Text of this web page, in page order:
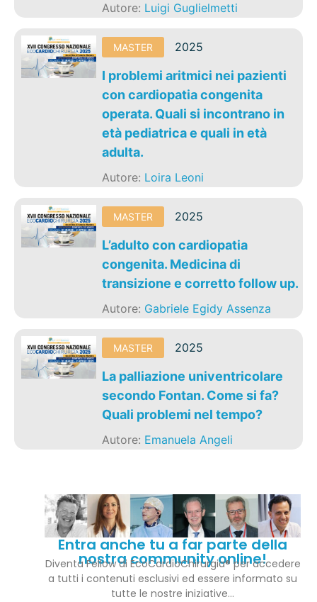
Autore: Luigi Guglielmetti
MASTER 2025
I problemi aritmici nei pazienti
con cardiopatia congenita
operata. Quali si incontrano in
età pediatrica e quali in età
adulta.
Autore: Loira Leoni
MASTER 2025
L’adulto con cardiopatia
congenita. Medicina di
transizione e corretto follow up.
Autore: Gabriele Egidy Assenza
MASTER 2025
La palliazione univentricolare
secondo Fontan. Come si fa?
Quali problemi nel tempo?
Autore: Emanuela Angeli
Entra anche tu a far parte della
nostra community online!
Diventa Fellow di EcoCardioChirurgia® per accedere
a tutti i contenuti esclusivi ed essere informato su
tutte le nostre iniziative…